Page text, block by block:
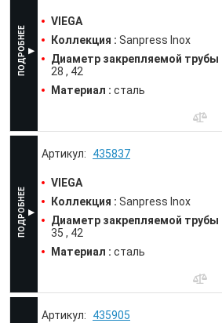
VIEGA
Коллекция : Sanpress Inox
Диаметр закрепляемой
28
42
Материал : сталь
435837
VIEGA
Коллекция : Sanpress Inox
Диаметр закрепляемой
35
42
Материал : сталь
435905